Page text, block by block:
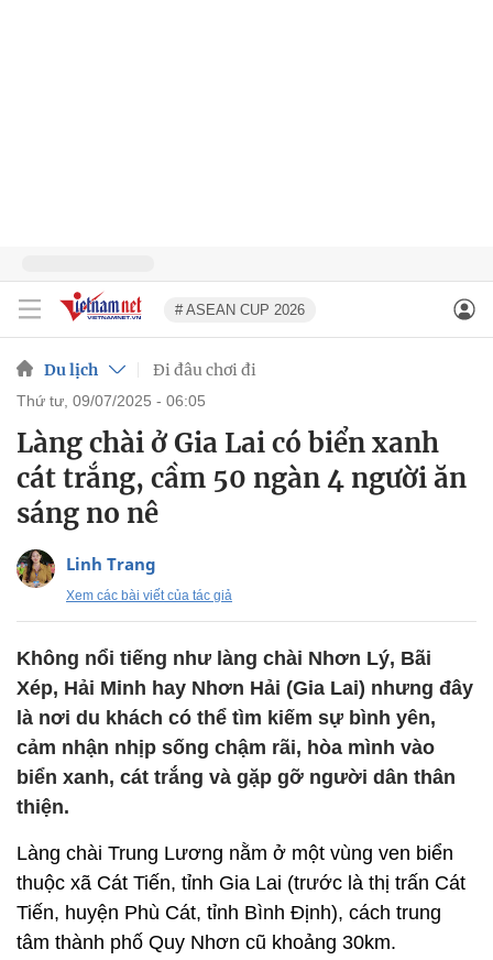
# ASEAN CUP 2026
Du lịch Đi đâu chơi đi
thứ tư, 09/07/2025 - 06:05
Làng chài ở Gia Lai có biển xanh
cát trắng, cầm 50 ngàn 4 người ăn
sáng no nê
Linh Trang
Xem các bài viết của tác giả
Không nổi tiếng như làng chài Nhơn Lý, Bãi
Xép, Hải Minh hay Nhơn Hải (Gia Lai) nhưng đây
là nơi du khách có thể tìm kiếm sự bình yên,
cảm nhận nhịp sống chậm rãi, hòa mình vào
biển xanh, cát trắng và gặp gỡ người dân thân
thiện.
Làng chài Trung Lương nằm ở một vùng ven biển
thuộc xã Cát Tiến, tỉnh Gia Lai (trước là thị trấn Cát
Tiến, huyện Phù Cát, tỉnh Bình Định), cách trung
tâm thành phố Quy Nhơn cũ khoảng 30km.